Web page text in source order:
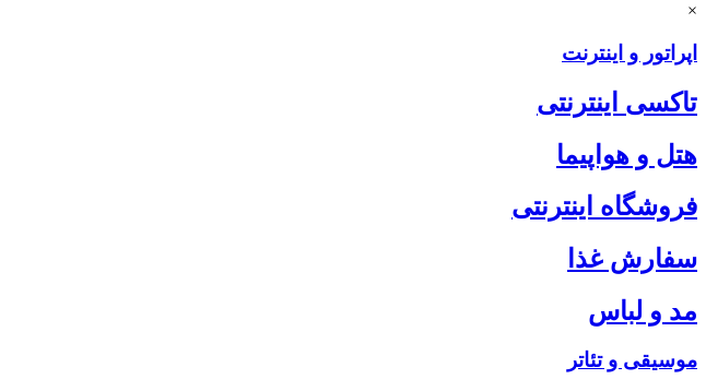
×
اپراتور و اینترنت
تاکسی اینترنتی
هتل و هواپیما
فروشگاه اینترنتی
سفارش غذا
مد و لباس
موسیقی و تئاتر